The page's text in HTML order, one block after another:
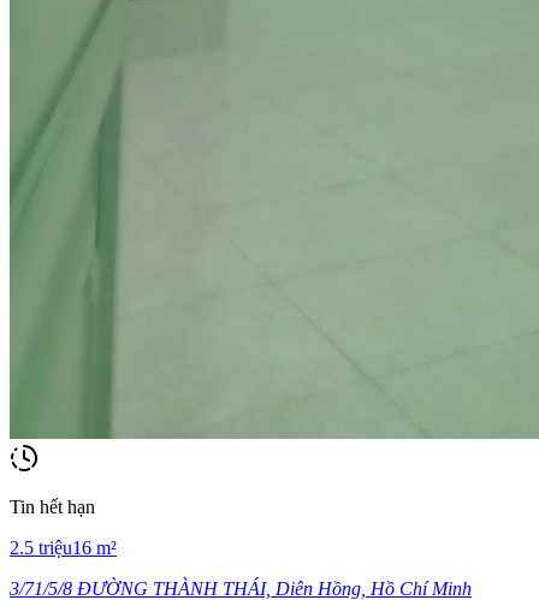
Tin hết hạn
2.5 triệu16 m²
3/71/5/8 ĐƯỜNG THÀNH THÁI, Diên Hồng, Hồ Chí Minh